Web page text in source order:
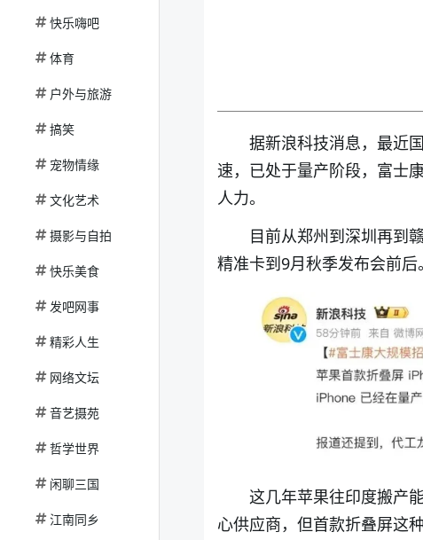
快乐嗨吧
体育
户外与旅游
搞笑
宠物情缘
文化艺术
摄影与自拍
快乐美食
发吧网事
精彩人生
网络文坛
音艺摄苑
哲学世界
闲聊三国
江南同乡
据新浪科技消息，最近
速，已处于量产阶段，富士
人力。
目前从郑州到深圳再到
精准卡到9月秋季发布会前后。
这几年苹果往印度搬产
心供应商，但首款折叠屏这